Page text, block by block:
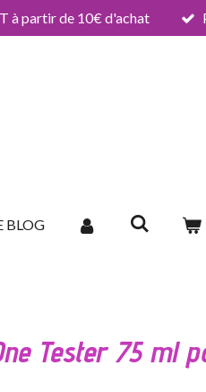
à partir de 10€ d'achat
BLOG
Tester 75 ml